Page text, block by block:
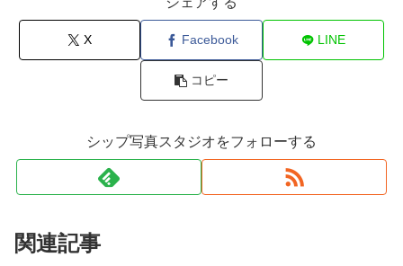
X Facebook LINE
コピー
シップ写真スタジオをフォローする
関連記事